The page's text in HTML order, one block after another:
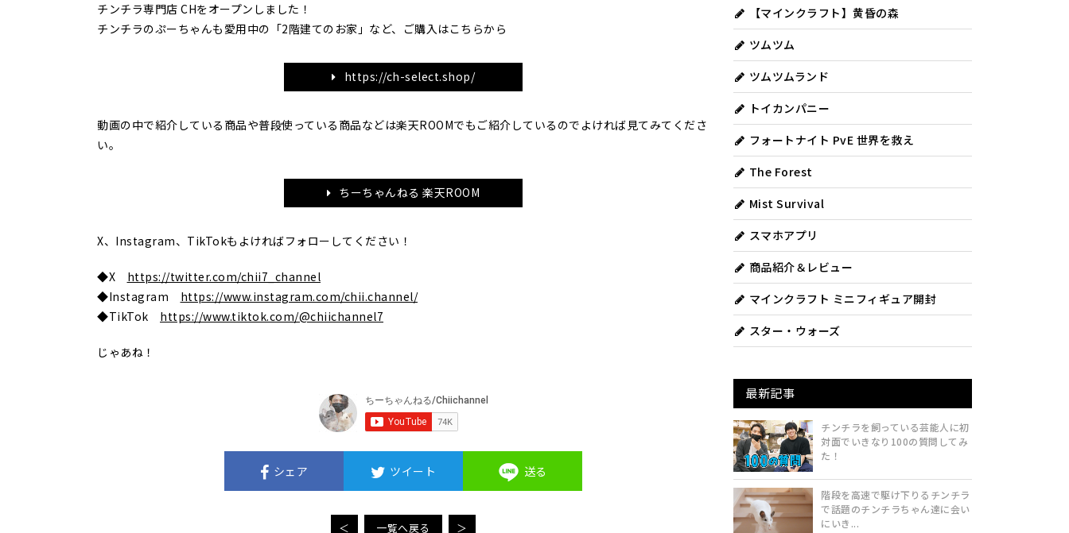
チンチラ専門店 CHをオープンしました！
チンチラのぷーちゃんも愛用中の「2階建てのお家」など、ご購入はこちらから
https://ch-select.shop/
動画の中で紹介している商品や普段使っている商品などは楽天ROOMでもご紹介しているのでよければ見てみてくださ
い。
ちーちゃんねる 楽天ROOM
X、Instagram、TikTokもよければフォローしてください！
◆X https://twitter.com/chii7_channel
◆Instagram https://www.instagram.com/chii.channel/
◆TikTok https://www.tiktok.com/@chiichannel7
じゃあね！
シェア ツイート 送る
＜ 一覧へ戻る ＞
【マインクラフト】黄昏の森
ツムツム
ツムツムランド
トイカンパニー
フォートナイト PvE 世界を救え
The Forest
Mist Survival
スマホアプリ
商品紹介＆レビュー
マインクラフト ミニフィギュア開封
スター・ウォーズ
最新記事
チンチラを飼っている芸能人に初
対面でいきなり100の質問してみ
た！
階段を高速で駆け下りるチンチラ
で話題のチンチラちゃん達に会い
にいき...